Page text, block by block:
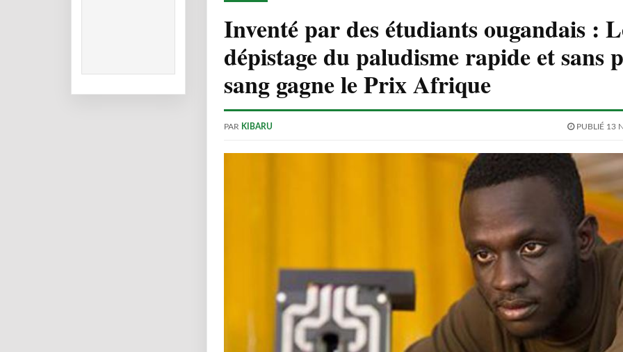
Inventé par des étudiants ougandais :
dépistage du paludisme rapide et sans
sang gagne le Prix Afrique
PAR KIBARU PUBLIÉ 13